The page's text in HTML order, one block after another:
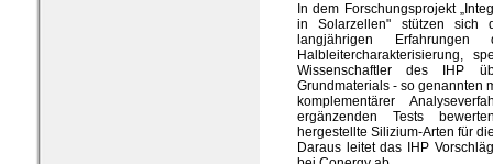
In dem Forschungsprojekt
in Solarzellen" stützen sich
langjährigen
Halbleitercharakterisierung,
Wissenschaftler des IHP
Grundmaterials - so genannten
komplementärer
ergänzenden Tests
hergestellte Silizium-Arten für
Daraus leitet das IHP